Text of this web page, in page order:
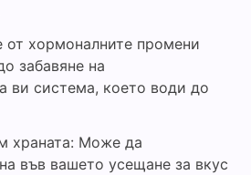
от хормоналните промени
забавяне на
ви система, което води до
храната: Може да
във вашето усещане за вкус